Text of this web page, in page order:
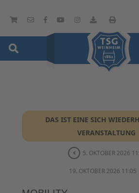
DAS IST EINE SICH
VERANSTALTUNG
5. OKTOBER 2026
19. OKTOBER 2026 11:05